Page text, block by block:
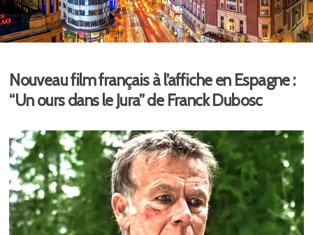
Nouveau film français à l’affiche en Espagne :
“Un ours dans le Jura” de Franck Dubosc